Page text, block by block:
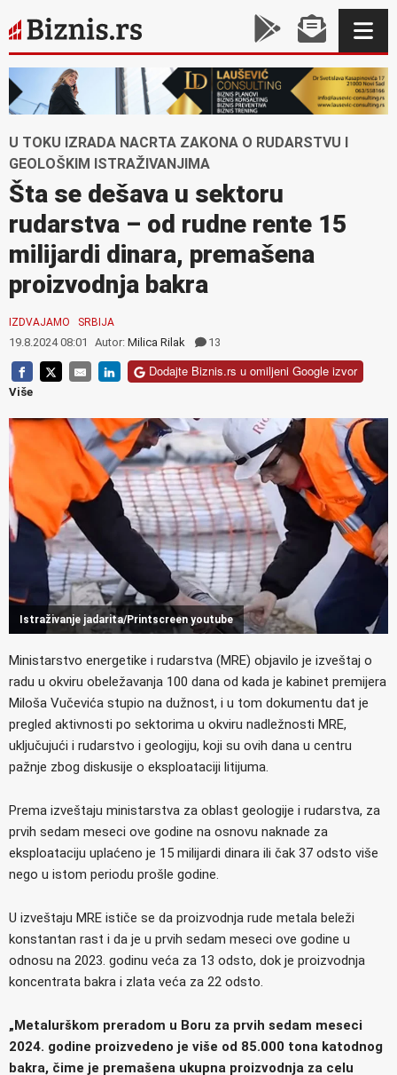
U TOKU IZRADA NACRTA ZAKONA O RUDARSTVU I
GEOLOŠKIM ISTRAŽIVANJIMA
Šta se dešava u sektoru
rudarstva – od rudne rente 15
milijardi dinara, premašena
proizvodnja bakra
IZDVAJAMO SRBIJA
19.8.2024 08:01 Autor: Milica Rilak 13
Dodajte Biznis.rs u omiljeni Google izvor
Više
Istraživanje jadarita/Printscreen youtube
Ministarstvo energetike i rudarstva (MRE) objavilo je izveštaj o
radu u okviru obeležavanja 100 dana od kada je kabinet premijera
Miloša Vučevića stupio na dužnost, i u tom dokumentu dat je
pregled aktivnosti po sektorima u okviru nadležnosti MRE,
uključujući i rudarstvo i geologiju, koji su ovih dana u centru
pažnje zbog diskusije o eksploataciji litijuma.
Prema izveštaju ministarstva za oblast geologije i rudarstva, za
prvih sedam meseci ove godine na osnovu naknade za
eksploataciju uplaćeno je 15 milijardi dinara ili čak 37 odsto više
nego u istom periodu prošle godine.
U izveštaju MRE ističe se da proizvodnja rude metala beleži
konstantan rast i da je u prvih sedam meseci ove godine u
odnosu na 2023. godinu veća za 13 odsto, dok je proizvodnja
koncentrata bakra i zlata veća za 22 odsto.
„Metalurškom preradom u Boru za prvih sedam meseci
2024. godine proizvedeno je više od 85.000 tona katodnog
bakra, čime je premašena ukupna proizvodnja za celu